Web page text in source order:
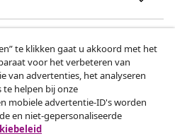
te klikken gaat u akkoord met het
voor het verbeteren van
van advertenties, het analyseren
helpen bij onze
mobiele advertentie-ID's worden
en niet-gepersonaliseerde